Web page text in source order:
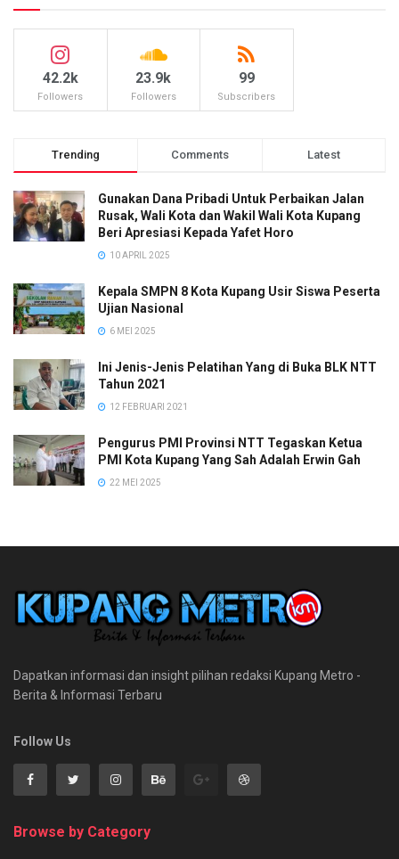
42.2k
Followers
23.9k
Followers
99
Subscribers
Trending Comments Latest
Gunakan Dana Pribadi Untuk Perbaikan Jalan
Rusak, Wali Kota dan Wakil Wali Kota Kupang
Beri Apresiasi Kepada Yafet Horo
10 APRIL 2025
Kepala SMPN 8 Kota Kupang Usir Siswa Peserta
Ujian Nasional
6 MEI 2025
Ini Jenis-Jenis Pelatihan Yang di Buka BLK NTT
Tahun 2021
12 FEBRUARI 2021
Pengurus PMI Provinsi NTT Tegaskan Ketua
PMI Kota Kupang Yang Sah Adalah Erwin Gah
22 MEI 2025
Dapatkan informasi dan insight pilihan redaksi Kupang Metro -
Berita & Informasi Terbaru
Follow Us
Browse by Category